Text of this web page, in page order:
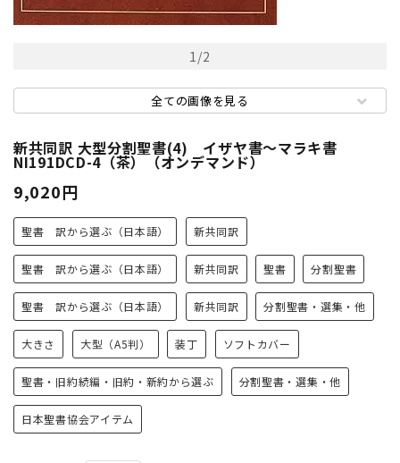
1/2
全ての画像を見る
新共同訳 大型分割聖書(4) イザヤ書～マラキ書
NI191DCD-4（茶）（オンデマンド）
9,020円
聖書 訳から選ぶ（日本語） 新共同訳
聖書 訳から選ぶ（日本語） 新共同訳 聖書 分割聖書
聖書 訳から選ぶ（日本語） 新共同訳 分割聖書・選集・他
大きさ 大型（A5判） 装丁 ソフトカバー
聖書・旧約続編・旧約・新約から選ぶ 分割聖書・選集・他
日本聖書協会アイテム